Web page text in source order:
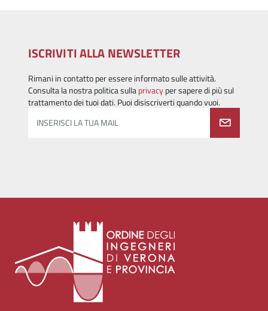
ISCRIVITI ALLA NEWSLETTER
Rimani in contatto per essere informato sulle attività.
Consulta la nostra politica sullaprivacyper sapere di più sul
trattamento dei tuoi dati. Puoi disiscriverti quando vuoi.
INSERISCI LA TUA MAIL